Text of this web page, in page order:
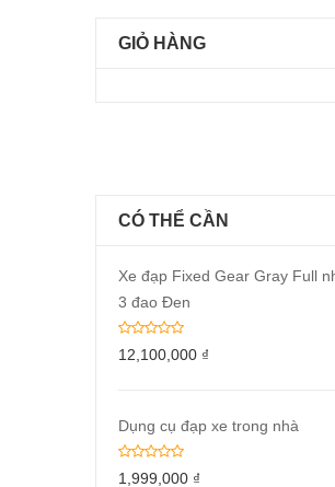
GIỎ HÀNG
CÓ THỂ CẦN
Xe đạp Fixed Gear Gray Full
3 đao Đen
12,100,000 ₫
Dụng cụ đạp xe trong nhà
1,999,000 ₫